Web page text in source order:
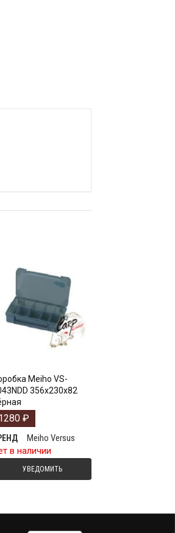
Meiho VS-
356х230х82
₽
Meiho Versus
в наличии
УВЕДОМИТЬ